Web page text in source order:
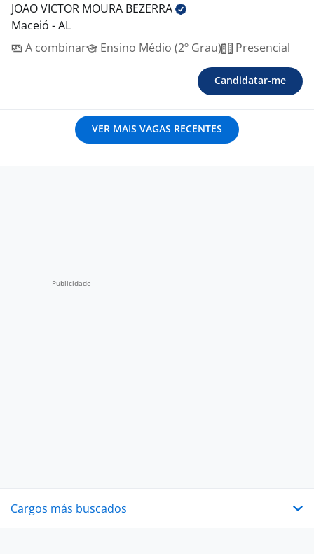
JOAO VICTOR MOURA BEZERRA
Maceió - AL
A combinar
Ensino Médio (2º Grau) Presencial
Candidatar-me
VER MAIS VAGAS RECENTES
Cargos más buscados